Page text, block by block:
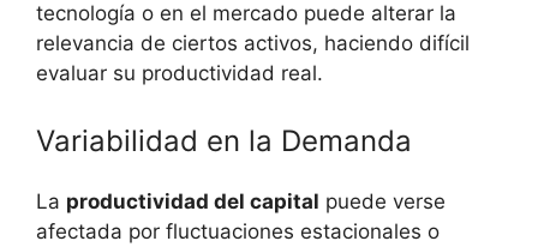
tecnología o en el mercado puede alterar la
relevancia de ciertos activos, haciendo difícil
evaluar su productividad real.
Variabilidad en la Demanda
La productividad del capital puede verse
afectada por fluctuaciones estacionales o